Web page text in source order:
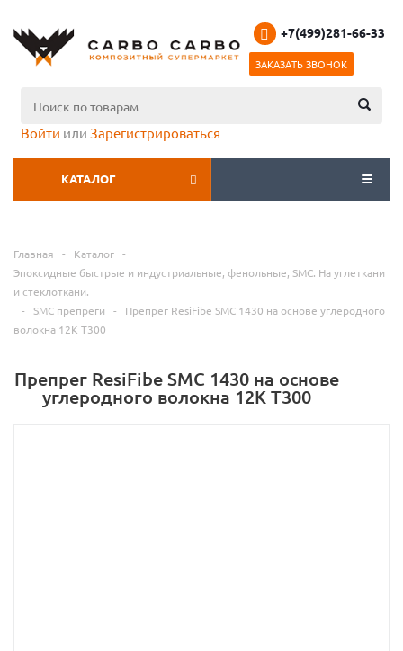
Войти или Зарегистрироваться
+7(499)281-66-33
ЗАКАЗАТЬ ЗВОНОК
МЕНЮКАТАЛОГ
Главная - Каталог -
Эпоксидные быстрые и индустриальные, фенольные, SMC. На углеткани
и стеклоткани.
-
SMC препреги -
Препрег ResiFibe SMC 1430 на основе углеродного
волокна 12К T300
Препрег ResiFibe SMC 1430 на основе
углеродного волокна 12К T300